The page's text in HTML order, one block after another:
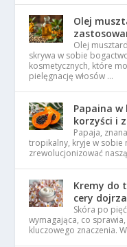
Olej
Olej
skrywa w sobie
kosmetycznych, które
pielęgnację włosów …
Papaina w
korzyści i
Papaja,
tropikalny, kryje w sobie
zrewolucjonizować
Kremy do
cery
Skóra po
wymagająca, co
kluczowego znaczenia.